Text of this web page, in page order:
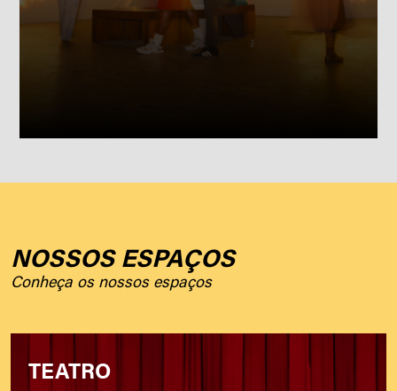
NOSSOS ESPAÇOS
Conheça os nossos espaços
TEATRO